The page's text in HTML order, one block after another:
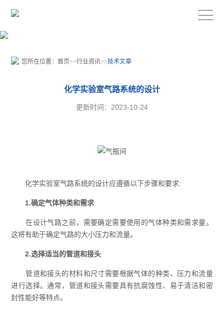
您所在位置：首页>>行业资讯>>技术文章
化学实验室气路系统的设计
更新时间：2023-10-24
化学实验室气路系统的设计应遵循以下步骤和要求:
1.确定气体种类和需求
在设计气路之前，需要确定需要使用的气体种类和需求量。
这将有助于确定气路的大小压力和流量。
2.选择适当的管道和接头
管道和接头的材料和尺寸需要根据气体的种类、压力和流量
进行选择。通常，管道和接头需要具有抗腐蚀性、易于清洁和密
封性能好等特点。